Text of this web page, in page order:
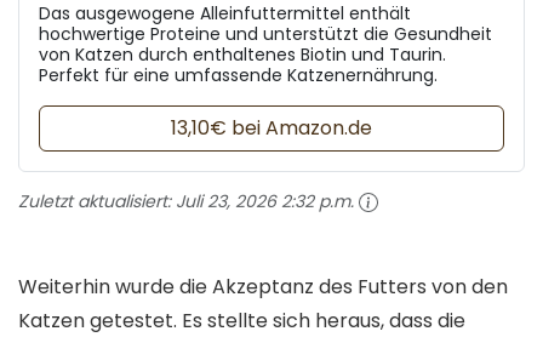
Das ausgewogene Alleinfuttermittel enthält
hochwertige Proteine und unterstützt die Gesundheit
von Katzen durch enthaltenes Biotin und Taurin.
Perfekt für eine umfassende Katzenernährung.
13,10€ bei Amazon.de
Zuletzt aktualisiert: Juli 23, 2026 2:32 p.m.
Weiterhin wurde die Akzeptanz des Futters von den
Katzen getestet. Es stellte sich heraus, dass die